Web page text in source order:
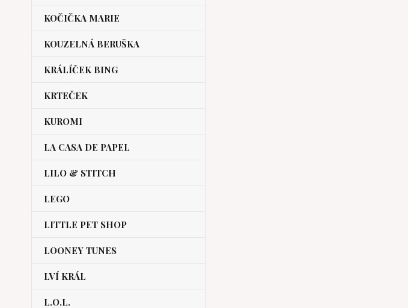
KOČIČKA MARIE
KOUZELNÁ BERUŠKA
KRÁLÍČEK BING
KRTEČEK
KUROMI
LA CASA DE PAPEL
LILO & STITCH
LEGO
LITTLE PET SHOP
LOONEY TUNES
LVÍ KRÁL
L.O.L.